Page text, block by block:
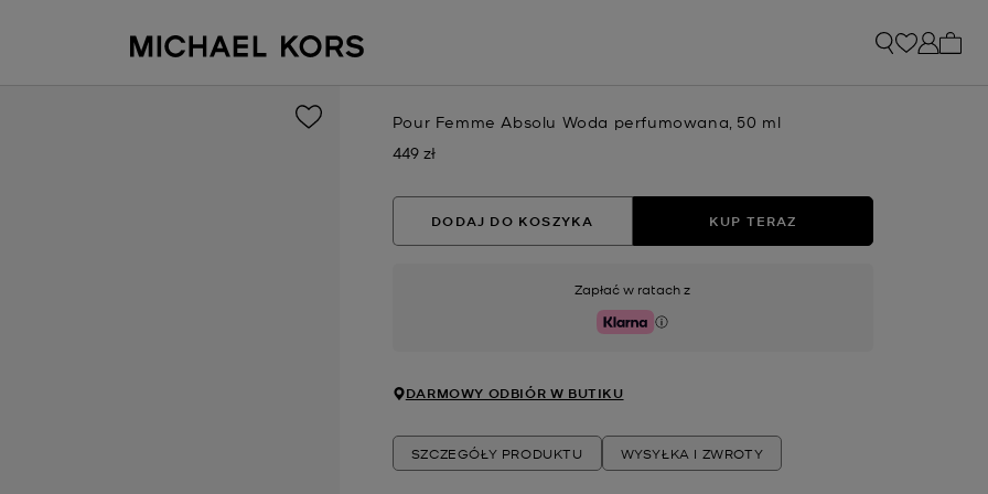
Pour Femme Absolu Woda perfumowana, 50 ml
Teraz
449 zł
DODAJ DO KOSZYKA KUP TERAZ
Zapłać w ratach z
Klarna
DARMOWY ODBIÓR W BUTIKU
SZCZEGÓŁY PRODUKTU WYSYŁKA I ZWROTY